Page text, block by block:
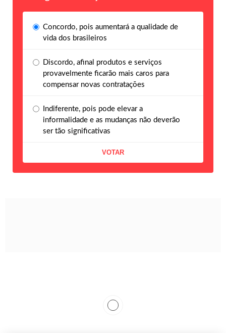
Concordo, pois aumentará a qualidade de
vida dos brasileiros
Discordo, afinal produtos e serviços
provavelmente ficarão mais caros para
compensar novas contratações
Indiferente, pois pode elevar a
informalidade e as mudanças não deverão
ser tão significativas